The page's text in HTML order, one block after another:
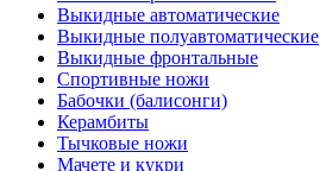
Выкидные автоматические
Выкидные полуавтоматические
Выкидные фронтальные
Спортивные ножи
Бабочки (балисонги)
Керамбиты
Тычковые ножи
Мачете и кукри